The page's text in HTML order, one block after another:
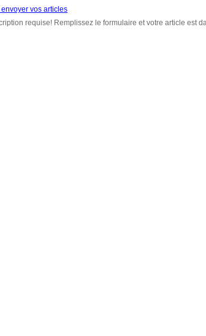
vos articles
requise! Remplissez le formulaire et votre article est